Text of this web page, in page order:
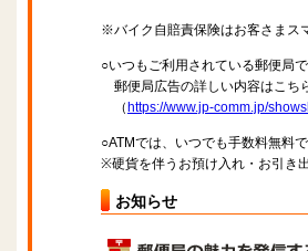
※バイク自賠責保険はお客さまス
○いつもご利用されている郵便局
郵便局広告の詳しい内容はこち
（ https://www.jp-comm.jp/
○ATMでは、いつでも手数料無料
※硬貨を伴うお預け入れ・お引き
お知らせ